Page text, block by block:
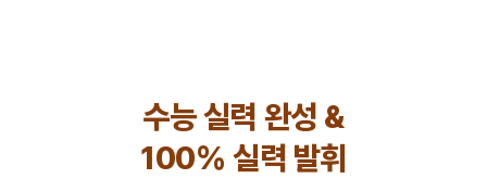
수능 실력 완성 &
100% 실력 발휘